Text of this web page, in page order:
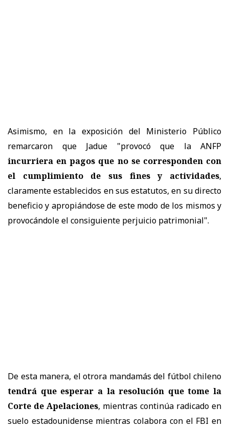
Asimismo, en la exposición del Ministerio Público
remarcaron que Jadue "provocó que la ANFP
incurriera en pagos que no se corresponden con
el cumplimiento de sus fines y actividades,
claramente establecidos en sus estatutos, en su directo
beneficio y apropiándose de este modo de los mismos y
provocándole el consiguiente perjuicio patrimonial".
De esta manera, el otrora mandamás del fútbol chileno
tendrá que esperar a la resolución que tome la
Corte de Apelaciones, mientras continúa radicado en
suelo estadounidense mientras colabora con el FBI en